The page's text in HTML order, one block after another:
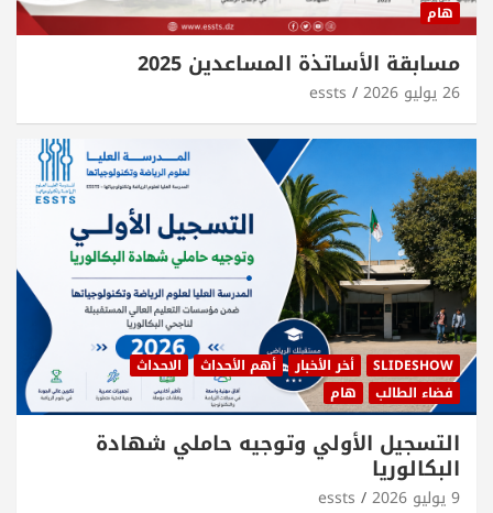
هام
مسابقة الأساتذة المساعدين 2025
26 يوليو 2026 essts
SLIDESHOW أخر الأخبار أهم الأحداث
الاحداث
فضاء الطالب
هام
التسجيل الأولي وتوجيه حاملي شهادة
البكالوريا
9 يوليو 2026 essts